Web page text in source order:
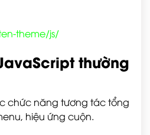
theme/js/
thường
chức năng tương tác tổng
hiệu ứng cuộn.